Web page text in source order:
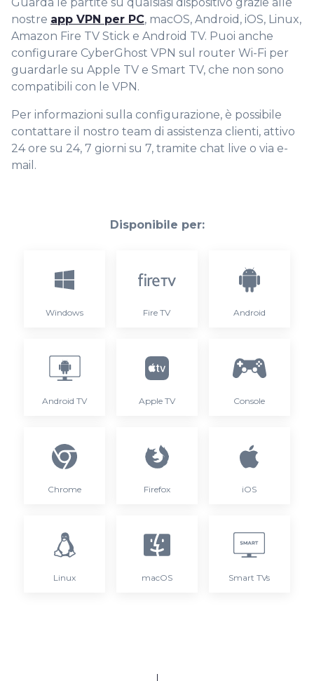
Guarda le partite su qualsiasi dispositivo grazie alle
nostre app VPN per PC, macOS, Android, iOS, Linux,
Amazon Fire TV Stick e Android TV. Puoi anche
configurare CyberGhost VPN sul router Wi-Fi per
guardarle su Apple TV e Smart TV, che non sono
compatibili con le VPN.
Per informazioni sulla configurazione, è possibile
contattare il nostro team di assistenza clienti, attivo
24 ore su 24, 7 giorni su 7, tramite chat live o via e-
mail.
Disponibile per:
Windows Fire TV Android
Android TV Apple TV Console
Chrome Firefox iOS
Linux macOS Smart TVs